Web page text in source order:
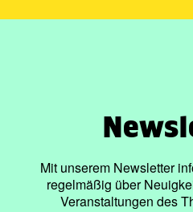
Mit unserem Newsletter
regelmäßig über
Veranstaltungen des